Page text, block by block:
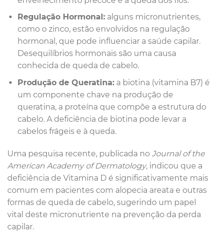
Regulação Hormonal:alguns micronutrientes,
como o zinco, estão envolvidos na regulação
hormonal, que pode influenciar a saúde capilar.
Desequilíbrios hormonais são uma causa
conhecida de queda de cabelo.
Produção de Queratina:a biotina (vitamina B7) é
um componente chave na produção de
queratina, a proteína que compõe a estrutura do
cabelo. A deficiência de biotina pode levar a
cabelos frágeis e à queda.
Uma pesquisa recente, publicada no Journal of the
American Academy of Dermatology, indicou que a
deficiência de Vitamina D é significativamente mais
comum em pacientes com alopecia areata e outras
formas de queda de cabelo, sugerindo um papel
vital deste micronutriente na prevenção da perda
capilar.